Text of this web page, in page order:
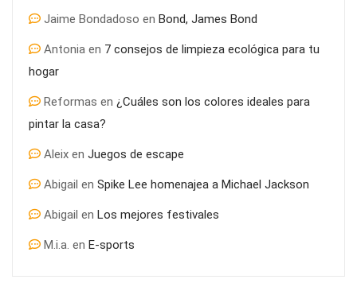
Jaime Bondadoso en Bond, James Bond
Antonia en 7 consejos de limpieza ecológica para tu
hogar
Reformas en ¿Cuáles son los colores ideales para
pintar la casa?
Aleix en Juegos de escape
Abigail en Spike Lee homenajea a Michael Jackson
Abigail en Los mejores festivales
M.i.a. en E-sports